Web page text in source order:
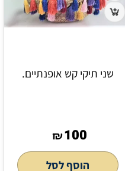
שני תיקי קש אופנתיים.
₪100
הוסף לסל